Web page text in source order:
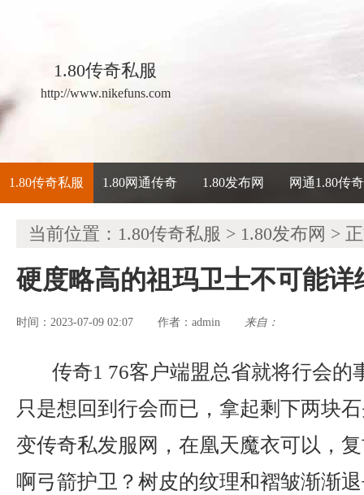
1.80传奇私服
http://www.nikefuns.com
1.80传奇私服 1.80网通传奇 1.80发布网 网通1.80传奇
当前位置： 1.80传奇私服 > 1.80发布网 >
硬度略高的祖玛卫士不可能详
时间：2023-07-09 02:07 作者： admin 来自：
传奇1 76客户端盟总省就将行会的
只是想回到行会而已，拿起剩下两块
变传奇私发服网，在凰天魔衣可以，
啊弓箭护卫？树皮的纹理和褶皱渐渐